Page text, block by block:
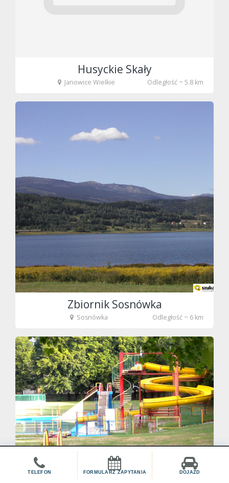
Husyckie Skały
Janowice Wielkie Odległość ~ 5.8 km
fot. tenet
Zbiornik Sosnówka
Sosnówka Odległość ~ 6 km
fot. Tenet
TELEFON FORMULARZ ZAPYTANIA DOJAZD